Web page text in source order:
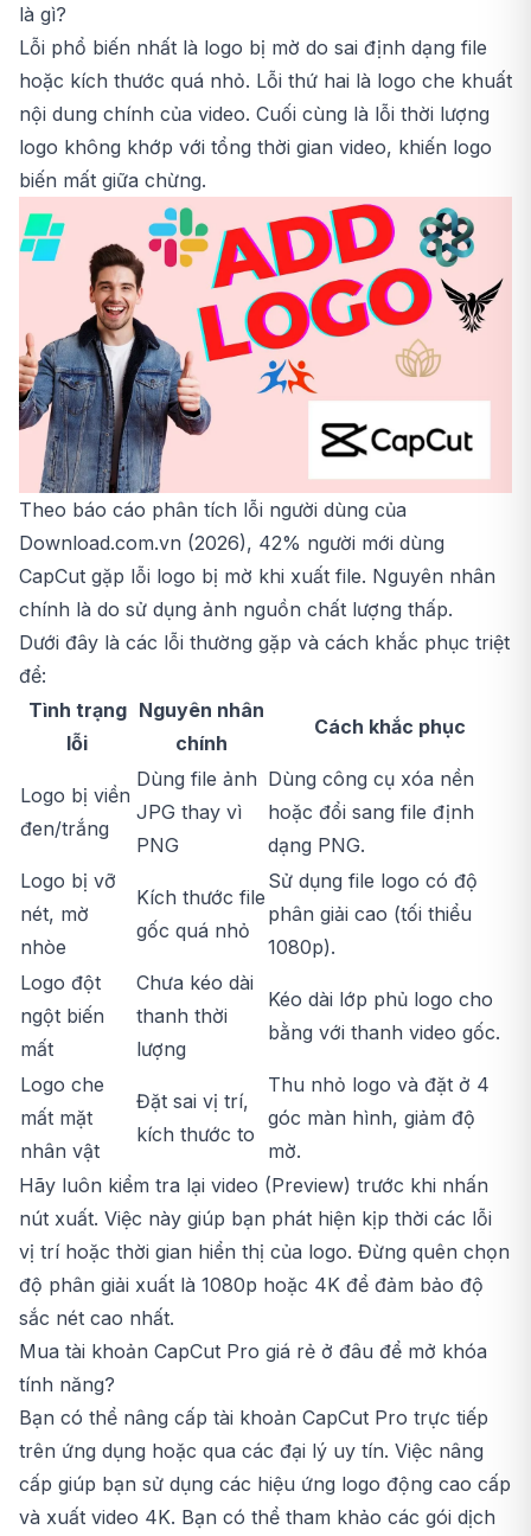
là gì?
Lỗi phổ biến nhất là logo bị mờ do sai định dạng file
hoặc kích thước quá nhỏ. Lỗi thứ hai là logo che khuất
nội dung chính của video. Cuối cùng là lỗi thời lượng
logo không khớp với tổng thời gian video, khiến logo
biến mất giữa chừng.
Theo báo cáo phân tích lỗi người dùng của
Download.com.vn (2026), 42% người mới dùng
CapCut gặp lỗi logo bị mờ khi xuất file. Nguyên nhân
chính là do sử dụng ảnh nguồn chất lượng thấp.
Dưới đây là các lỗi thường gặp và cách khắc phục triệt
để:
Tình trạng
lỗi
Nguyên nhân
chính
Cách khắc phục
Logo bị viền
đen/trắng
Dùng file ảnh
JPG thay vì
PNG
Dùng công cụ xóa nền
hoặc đổi sang file định
dạng PNG.
Logo bị vỡ
nét, mờ
nhòe
Kích thước file
gốc quá nhỏ
Sử dụng file logo có độ
phân giải cao (tối thiểu
1080p).
Logo đột
ngột biến
mất
Chưa kéo dài
thanh thời
lượng
Kéo dài lớp phủ logo cho
bằng với thanh video gốc.
Logo che
mất mặt
nhân vật
Đặt sai vị trí,
kích thước to
Thu nhỏ logo và đặt ở 4
góc màn hình, giảm độ
mờ.
Hãy luôn kiểm tra lại video (Preview) trước khi nhấn
nút xuất. Việc này giúp bạn phát hiện kịp thời các lỗi
vị trí hoặc thời gian hiển thị của logo. Đừng quên chọn
độ phân giải xuất là 1080p hoặc 4K để đảm bảo độ
sắc nét cao nhất.
Mua tài khoản CapCut Pro giá rẻ ở đâu để mở khóa
tính năng?
Bạn có thể nâng cấp tài khoản CapCut Pro trực tiếp
trên ứng dụng hoặc qua các đại lý uy tín. Việc nâng
cấp giúp bạn sử dụng các hiệu ứng logo động cao cấp
và xuất video 4K. Bạn có thể tham khảo các gói dịch